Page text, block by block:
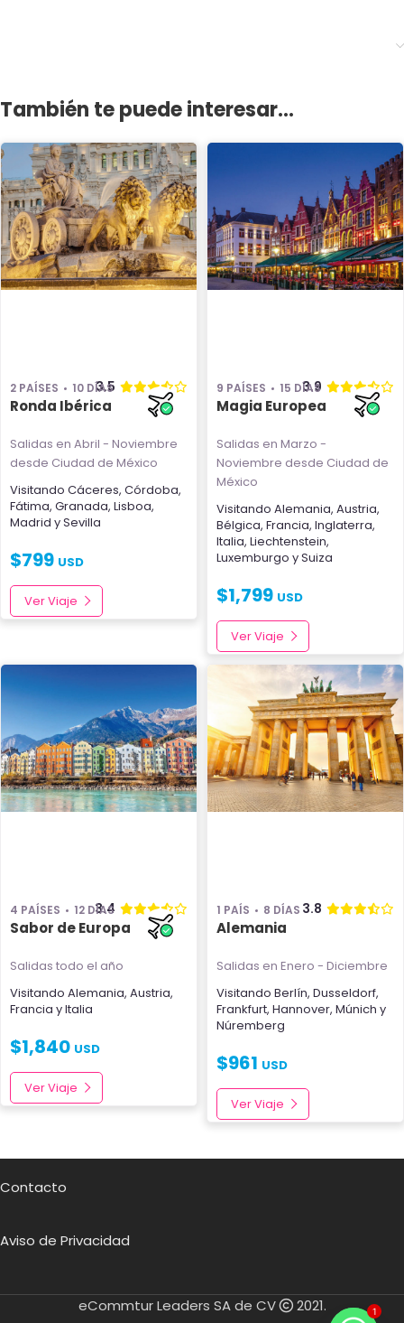
También te puede interesar...
2 PAÍSES 10 DÍAS
3.5
Ronda Ibérica
Salidas en Abril - Noviembre
desde Ciudad de México
Visitando Cáceres, Córdoba,
Fátima, Granada, Lisboa,
Madrid ySevilla
$799 USD
Ver Viaje
9 PAÍSES 15 DÍAS
3.9
Magia Europea
Salidas en Marzo -
Noviembre desde Ciudad de
México
Visitando Alemania, Austria,
Bélgica, Francia, Inglaterra,
Italia, Liechtenstein,
Luxemburgo ySuiza
$1,799 USD
Ver Viaje
4 PAÍSES 12 DÍAS
3.4
Sabor de Europa
Salidas todo el año
Visitando Alemania, Austria,
Francia yItalia
$1,840 USD
Ver Viaje
1 PAÍS 8 DÍAS 3.8
Alemania
Salidas en Enero - Diciembre
Visitando Berlín, Dusseldorf,
Frankfurt, Hannover, Múnich y
Núremberg
$961 USD
Ver Viaje
Contacto
Aviso de Privacidad
eCommtur Leaders SA de CV 2021.